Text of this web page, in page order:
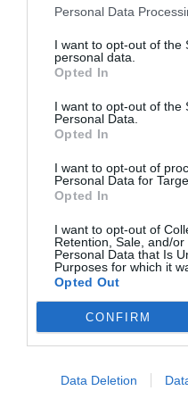
Personal Data
I want to opt-out of the
personal data.
Opted In
I want to opt-out of the
Personal Data.
Opted In
I want to opt-out of
Personal Data for
Opted In
I want to opt-out of
Retention, Sale, and/
Personal Data that Is
Purposes for which it
Opted Out
CONFIRM
Data Deletion